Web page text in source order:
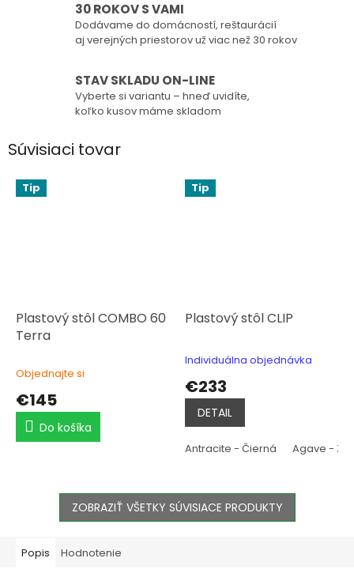
30 ROKOV S VAMI
Dodávame do domácností, reštaurácií
aj verejných priestorov už viac než 30 rokov
STAV SKLADU ON-LINE
Vyberte si variantu – hneď uvidíte,
koľko kusov máme skladom
Súvisiaci tovar
Tip
Plastový stôl COMBO 60
Terra
Objednajte si
€145
Do košíka
Tip
Plastový stôl CLIP
Priemerné
produktu
je
5,0
z
5
hviezdičiek.
Individuálna objednávka
€233
DETAIL
Antracite - Čierná Agave -
ZOBRAZIŤ VŠETKY SÚVISIACE PRODUKTY
Popis Hodnotenie